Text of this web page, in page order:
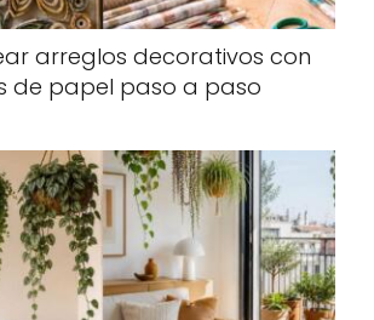
arreglos decorativos con
de papel paso a paso